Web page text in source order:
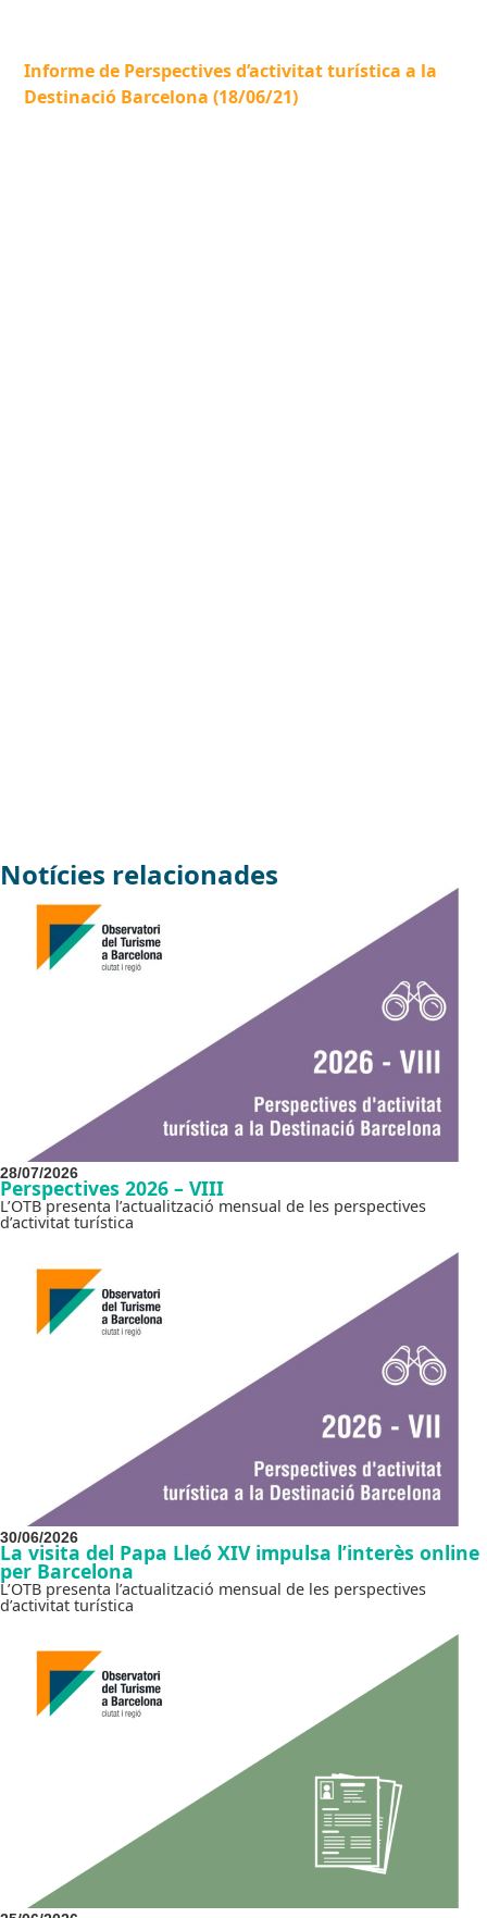
Informe de Perspectives d’activitat turística a la
Destinació Barcelona (18/06/21)
Notícies relacionades
28/07/2026
Perspectives 2026 – VIII
L’OTB presenta l’actualització mensual de les perspectives
d’activitat turística
30/06/2026
La visita del Papa Lleó XIV impulsa l’interès online
per Barcelona
L’OTB presenta l’actualització mensual de les perspectives
d’activitat turística